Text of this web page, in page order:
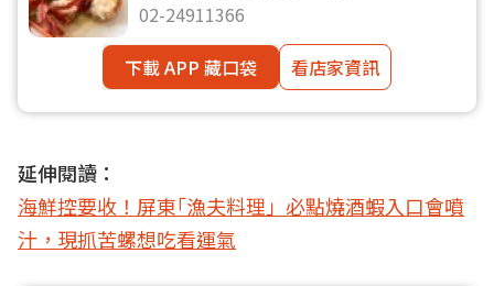
02-24911366
下載 APP 藏口袋
看店家資訊
延伸閱讀：
海鮮控要收！屏東｢漁夫料理」必點燒酒蝦入口會噴
汁，現抓苦螺想吃看運氣